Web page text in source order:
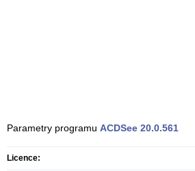
Parametry programu ACDSee 20.0.561
Licence: